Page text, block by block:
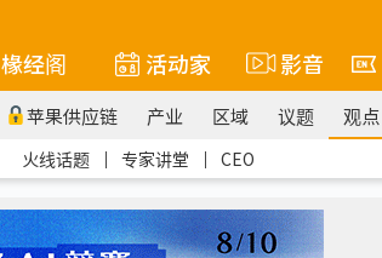
椽经阁 活动家 影音
苹果供应链 产业 区域 议题 观点
火线话题 ｜ 专家讲堂 ｜ CEO